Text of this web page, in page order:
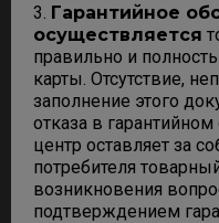
3. Гарантийное
осуществляется
правильно и
карты. Отсутствие,
заполнение этого
отказа в
центр оставляет за
потребителя
возникновения
подтверждением